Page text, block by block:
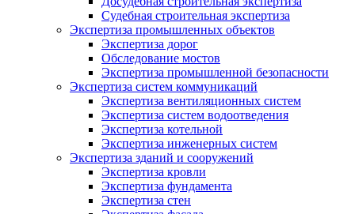
Судебная строительная экспертиза
Экспертиза промышленных объектов
Экспертиза дорог
Обследование мостов
Экспертиза промышленной безопасности
Экспертиза систем коммуникаций
Экспертиза вентиляционных систем
Экспертиза систем водоотведения
Экспертиза котельной
Экспертиза инженерных систем
Экспертиза зданий и сооружений
Экспертиза кровли
Экспертиза фундамента
Экспертиза стен